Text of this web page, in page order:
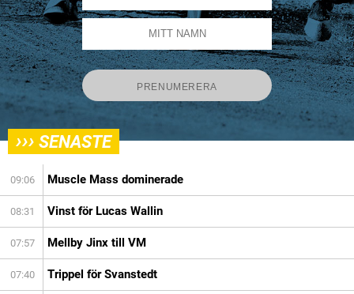
››› SENASTE
09:06 Muscle Mass dominerade
08:31 Vinst för Lucas Wallin
07:57 Mellby Jinx till VM
07:40 Trippel för Svanstedt